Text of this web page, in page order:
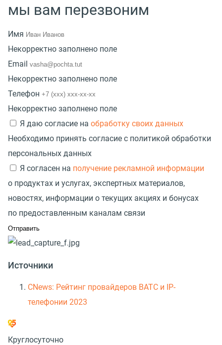
мы вам перезвоним
Имя
Некорректно заполнено поле
Email
Некорректно заполнено поле
Телефон
Некорректно заполнено поле
Я даю согласие на обработку своих данных
Необходимо принять согласие с политикой обработки
персональных данных
Я согласен на получение рекламной информации
о продуктах и услугах, экспертных материалов,
новостях, информации о текущих акциях и бонусах
по предоставленным каналам связи
Источники
CNews: Рейтинг провайдеров ВАТС и IP-
телефонии 2023
Круглосуточно